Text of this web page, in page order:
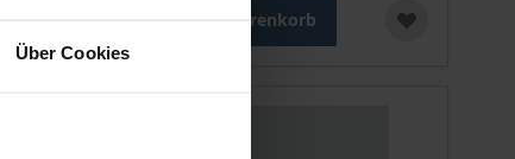
Über Cookies
In den Warenkorb